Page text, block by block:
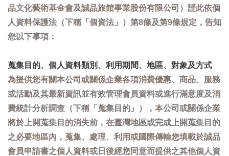
品文化藝術基金會及誠品旅館事業股份有限公司）謹此依個
人資料保護法（下稱「個資法」）第8條及第9條規定，告知
您以下事項：
蒐集目的、個人資料類別、利用期間、地區、對象及方式
為提供您有關本公司或關係企業各項消費優惠、商品、服務
或活動及其最新資訊並有效管理會員資料或進行滿意度及消
費統計分析調查（下稱「蒐集目的」），本公司或關係企業
將於上開蒐集目的消失前，在臺灣地區或完成上開蒐集目的
之必要地區內，蒐集、處理、利用或國際傳輸您填載於誠品
會員申請書之個人資料或日後經您同意而提供之其他個人資